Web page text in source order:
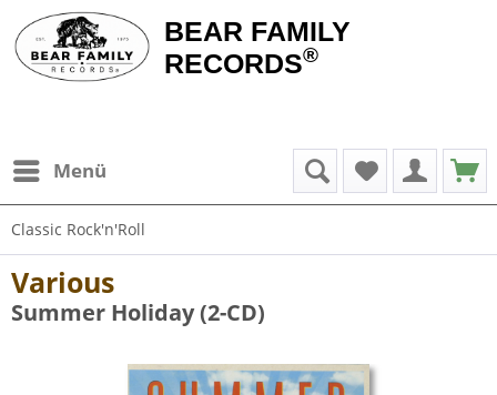
BEAR FAMILY
RECORDS®
Menü
Classic Rock'n'Roll
Various
Summer Holiday (2-CD)